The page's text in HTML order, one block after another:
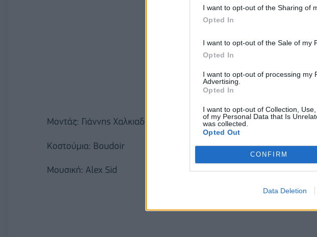
I want to opt-out of the Sharing of
Opted In
I want to opt-out of the Sale of my
Opted In
I want to opt-out of processing my
Advertising.
Opted In
I want to opt-out of Collection,
of my Personal Data that Is
was collected.
Opted Out
CONFIRM
Data Deletion
Μοντάζ: Γιάννης Χαλκιαδάκης
Κοστούμια: Boudoir
Μουσική: Alex Sid